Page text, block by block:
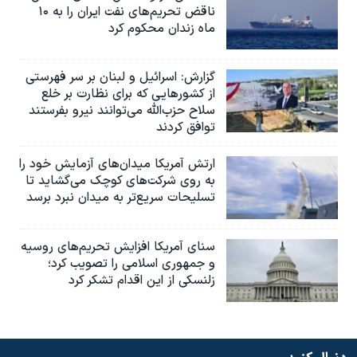
ناقض تحریم‌های نفت ایران را به ۱۰
ماه زندان محکوم کرد
گزارش‌: اسرائيل و لبنان بر سر فهرستی
از کشورهایی که برای نظارت بر خلع
سلاح حزب‌الله می‌توانند نیرو بفرستند
توافق کردند
ارتش آمریکا میدان‌های آزمایش خود را
به روی شرکت‌های کوچک می‌گشاید تا
تسلیحات سریع‌تر به میدان نبرد برسد
سنای آمریکا افزایش تحریم‌های روسیه
و جمهوری اسلامی را تصویب کرد؛
زلنسکی از این اقدام تشکر کرد